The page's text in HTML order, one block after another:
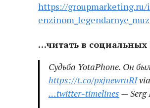
https://groupmarketing.ru/
…читать в социальных
Судьба YotaPhone. Он
https://t.co/pxjnewruRI
…twitter-timelines — Serg